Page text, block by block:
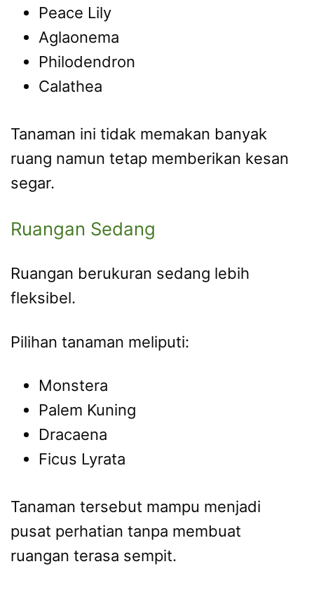
Peace Lily
Aglaonema
Philodendron
Calathea
Tanaman ini tidak memakan banyak
ruang namun tetap memberikan kesan
segar.
Ruangan Sedang
Ruangan berukuran sedang lebih
fleksibel.
Pilihan tanaman meliputi:
Monstera
Palem Kuning
Dracaena
Ficus Lyrata
Tanaman tersebut mampu menjadi
pusat perhatian tanpa membuat
ruangan terasa sempit.